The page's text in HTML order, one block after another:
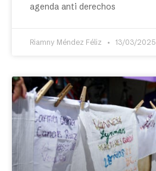
agenda anti derechos
Riamny Méndez Féliz 13/03/2025